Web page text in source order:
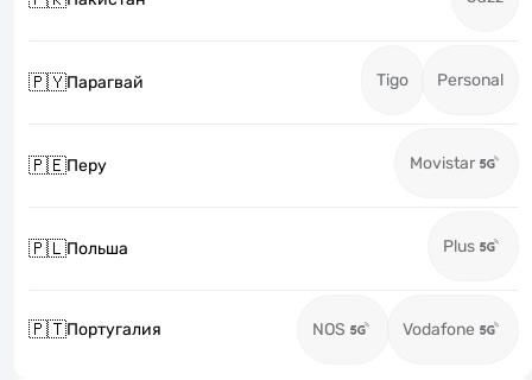
🇵🇾Парагвай Tigo Personal
🇵🇪Перу Movistar
🇵🇱Польша Plus
🇵🇹Португалия NOS Vodafone